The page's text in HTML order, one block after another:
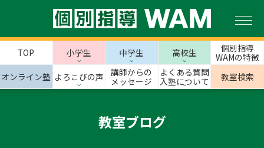
TOP 小学生 中学生 高校生
個別指導
WAMの特徴
オンライン塾 よろこびの声
講師からの
メッセージ
よくある質問
入塾について
教室検索
教室ブログ